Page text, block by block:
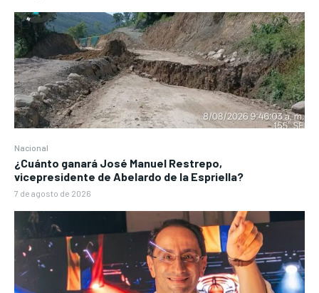
Nacional
¿Cuánto ganará José Manuel Restrepo,
vicepresidente de Abelardo de la Espriella?
7 de agosto de 2026